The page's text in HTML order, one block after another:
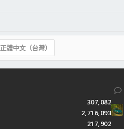
正體中文（台灣）
307,082
2,716,093
217,902